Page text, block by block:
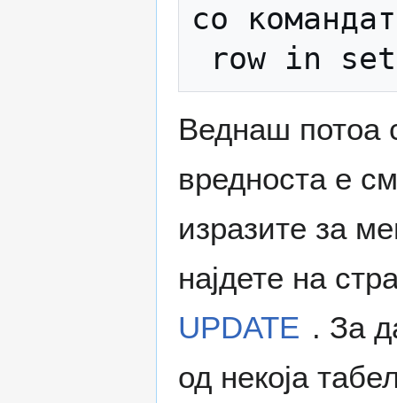
со
Веднаш потоа
вредноста е
изразите за
најдете на
UPDATE . За
од некоја